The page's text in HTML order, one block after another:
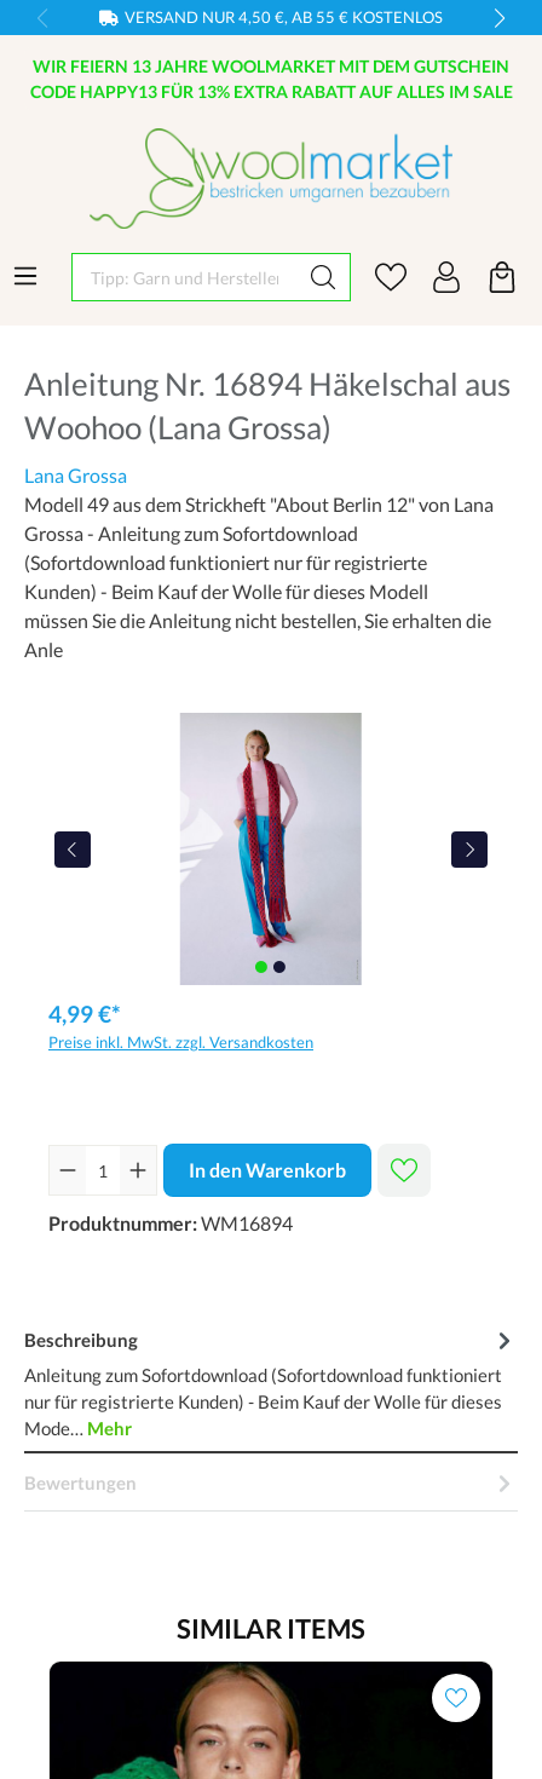
VERSAND NUR 4,50 €, AB 55 € KOSTENLOS
WIR FEIERN 13 JAHRE WOOLMARKET MIT DEM GUTSCHEIN
CODE HAPPY13 FÜR 13% EXTRA RABATT AUF ALLES IM SALE
Tipp: Garn und Hersteller eingeben
Anleitung Nr. 16894 Häkelschal aus
Woohoo (Lana Grossa)
Lana Grossa
Modell 49 aus dem Strickheft "About Berlin 12" von Lana
Grossa - Anleitung zum Sofortdownload
(Sofortdownload funktioniert nur für registrierte
Kunden) - Beim Kauf der Wolle für dieses Modell
müssen Sie die Anleitung nicht bestellen, Sie erhalten die
Anle
4,99 €*
Preise inkl. MwSt. zzgl. Versandkosten
In den Warenkorb
Produktnummer:WM16894
Beschreibung
Anleitung zum Sofortdownload (Sofortdownload funktioniert
nur für registrierte Kunden) - Beim Kauf der Wolle für dieses
Mode… Mehr
Bewertungen
SIMILAR ITEMS